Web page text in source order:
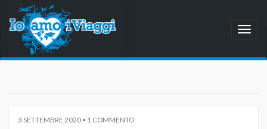
3 SETTEMBRE 2020 • 1 COMMENTO